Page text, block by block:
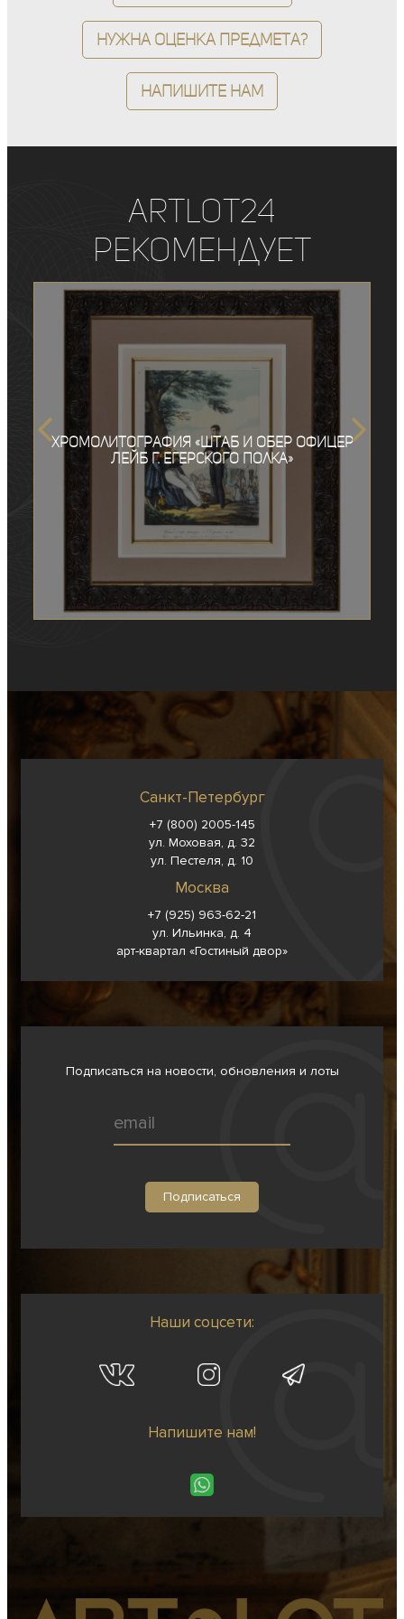
Нужна оценка предмета?
Напишите нам
ArtLot24
рекомендует
Хромолитография «Штаб и обер офицер
Лейб Г. Егерского полка»
Санкт-Петербург
+7 (800) 2005-145
ул. Моховая, д. 32
ул. Пестеля, д. 10
Москва
+7 (925) 963-62-21
ул. Ильинка, д. 4
арт-квартал «Гостиный двор»
Подписаться на новости, обновления и лоты
Наши соцсети:
Напишите нам!